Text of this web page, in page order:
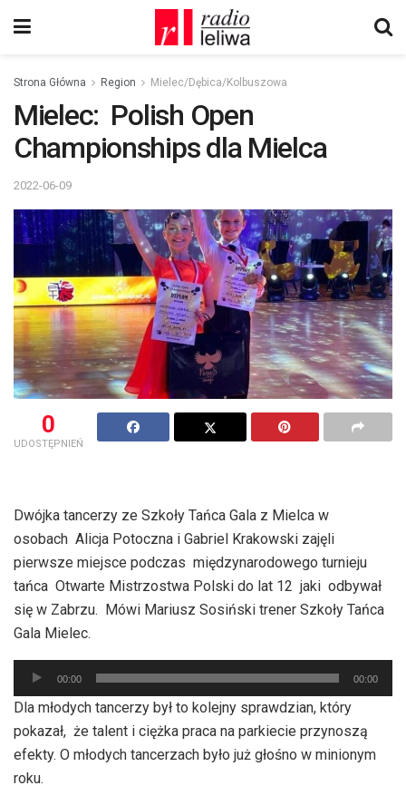
Strona Główna Region Mielec/Dębica/Kolbuszowa
Mielec: Polish Open
Championships dla Mielca
2022-06-09
0
UDOSTĘPNIEŃ
Dwójka tancerzy ze Szkoły Tańca Gala z Mielca w
osobach Alicja Potoczna i Gabriel Krakowski zajęli
pierwsze miejsce podczas międzynarodowego turnieju
tańca Otwarte Mistrzostwa Polski do lat 12 jaki odbywał
się w Zabrzu. Mówi Mariusz Sosiński trener Szkoły Tańca
Gala Mielec.
Odtwarzacz
plików
dźwiękowych
00:00 00:00
Dla młodych tancerzy był to kolejny sprawdzian, który
pokazał, że talent i ciężka praca na parkiecie przynoszą
efekty. O młodych tancerzach było już głośno w minionym
roku.